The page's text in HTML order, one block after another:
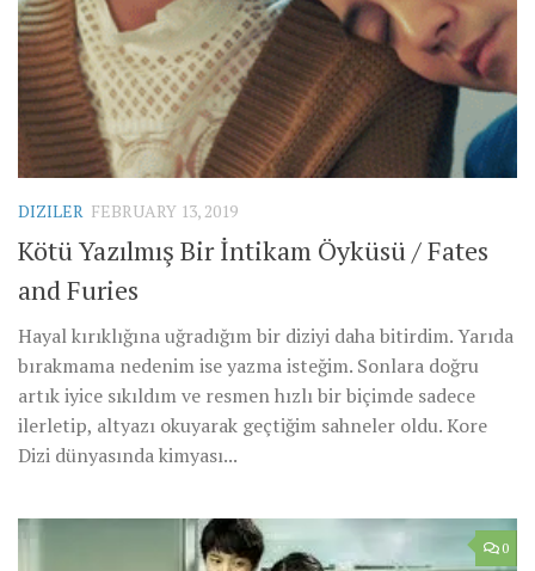
DIZILER FEBRUARY 13, 2019
Kötü Yazılmış Bir İntikam Öyküsü / Fates
and Furies
Hayal kırıklığına uğradığım bir diziyi daha bitirdim. Yarıda
bırakmama nedenim ise yazma isteğim. Sonlara doğru
artık iyice sıkıldım ve resmen hızlı bir biçimde sadece
ilerletip, altyazı okuyarak geçtiğim sahneler oldu. Kore
Dizi dünyasında kimyası...
0